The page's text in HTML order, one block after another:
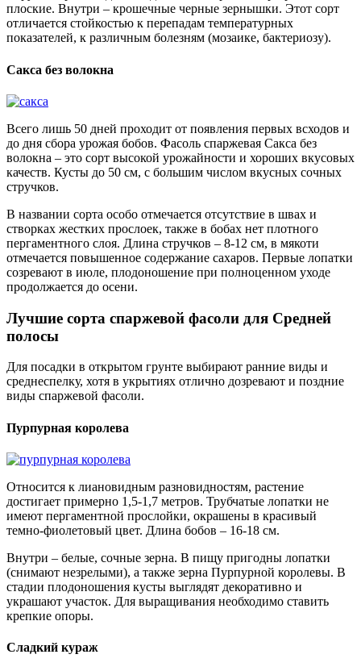
плоские. Внутри – крошечные черные зернышки. Этот сорт
отличается стойкостью к перепадам температурных
показателей, к различным болезням (мозаике, бактериозу).
Сакса без волокна
Всего лишь 50 дней проходит от появления первых всходов и
до дня сбора урожая бобов. Фасоль спаржевая Сакса без
волокна – это сорт высокой урожайности и хороших вкусовых
качеств. Кусты до 50 см, с большим числом вкусных сочных
стручков.
В названии сорта особо отмечается отсутствие в швах и
створках жестких прослоек, также в бобах нет плотного
пергаментного слоя. Длина стручков – 8-12 см, в мякоти
отмечается повышенное содержание сахаров. Первые лопатки
созревают в июле, плодоношение при полноценном уходе
продолжается до осени.
Лучшие сорта спаржевой фасоли для Средней
полосы
Для посадки в открытом грунте выбирают ранние виды и
среднеспелку, хотя в укрытиях отлично дозревают и поздние
виды спаржевой фасоли.
Пурпурная королева
Относится к лиановидным разновидностям, растение
достигает примерно 1,5-1,7 метров. Трубчатые лопатки не
имеют пергаментной прослойки, окрашены в красивый
темно-фиолетовый цвет. Длина бобов – 16-18 см.
Внутри – белые, сочные зерна. В пищу пригодны лопатки
(снимают незрелыми), а также зерна Пурпурной королевы. В
стадии плодоношения кусты выглядят декоративно и
украшают участок. Для выращивания необходимо ставить
крепкие опоры.
Сладкий кураж